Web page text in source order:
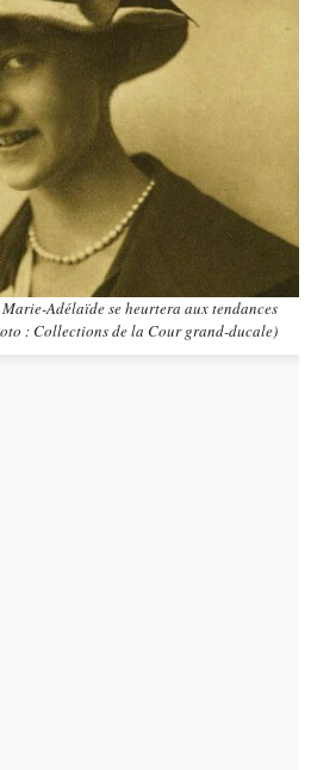
Adélaïde se heurtera aux tendances
: Collections de la Cour grand-ducale)